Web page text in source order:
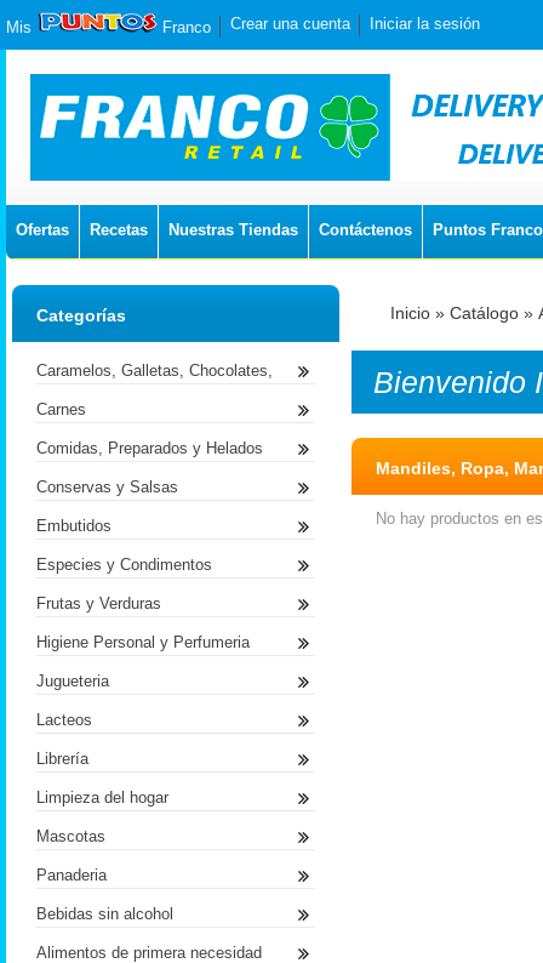
Mis Franco Crear una cuenta Iniciar la sesión
Ofertas Recetas Nuestras Tiendas Contáctenos Puntos Franco
Inicio » Catálogo »
Bienvenido
Mandiles, Ropa,
No hay productos en
Categorías
Caramelos, Galletas, Chocolates,
Carnes
Comidas, Preparados y Helados
Conservas y Salsas
Embutidos
Especies y Condimentos
Frutas y Verduras
Higiene Personal y Perfumeria
Jugueteria
Lacteos
Librería
Limpieza del hogar
Mascotas
Panaderia
Bebidas sin alcohol
Alimentos de primera necesidad